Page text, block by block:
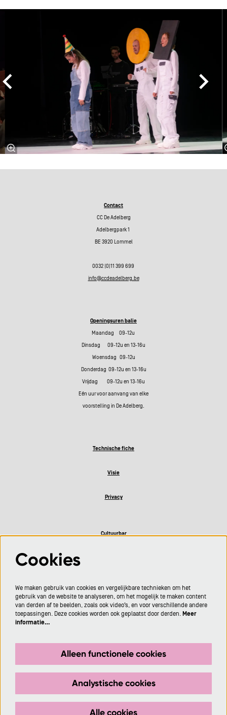
Contact
CC De Adelberg
Adelbergpark 1
BE 3920 Lommel
0032 (0)11 399 699
info@ccdeadelberg.be
Openingsuren balie
Maandag 09-12u
Dinsdag 09-12u en 13-16u
Woensdag 09-12u
Donderdag 09-12u en 13-16u
Vrijdag 09-12u en 13-16u
Eén uur voor aanvang van elke
voorstelling in De Adelberg.
Technische fiche
Visie
Privacy
Cultuurbar
Aanmelden
Cookies
We maken gebruik van cookies en vergelijkbare technieken om het
gebruik van de website te analyseren, om het mogelijk te maken content
van derden af te beelden, zoals ook video’s, en voor verschillende andere
toepassingen. Deze cookies worden ook geplaatst door derden. Meer
informatie…
Alleen functionele cookies
Analystische cookies
Alle cookies